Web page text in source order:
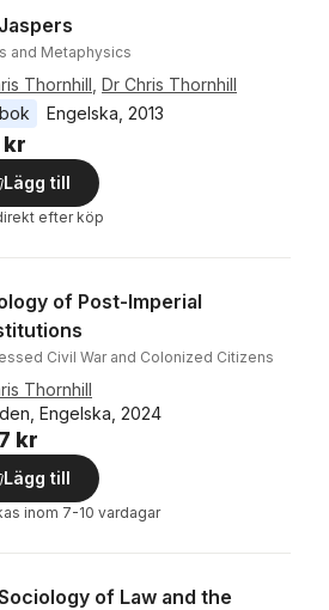
and Metaphysics
Thornhill Dr Chris Thornhill
Engelska 2013
kr
Lägg till
efter köp
of Post-Imperial
Civil War and Colonized Citizens
Thornhill
Engelska, 2024
kr
Lägg till
inom 7-10 vardagar
of Law and the